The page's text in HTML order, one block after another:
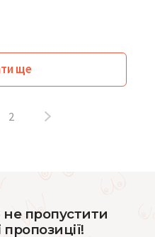
ще
2
пропустити